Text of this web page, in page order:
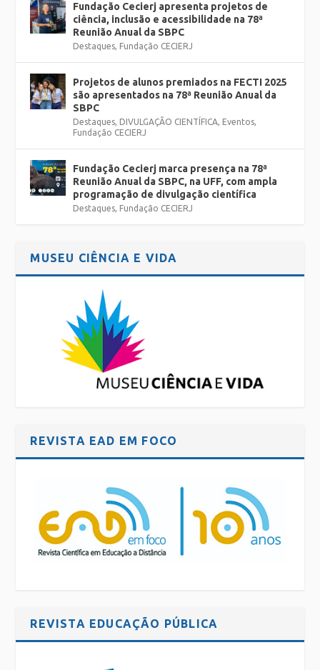
Fundação Cecierj apresenta projetos de
ciência, inclusão e acessibilidade na 78ª
Reunião Anual da SBPC
Destaques, Fundação CECIERJ
Projetos de alunos premiados na FECTI 2025
são apresentados na 78ª Reunião Anual da
SBPC
Destaques, DIVULGAÇÃO CIENTÍFICA, Eventos,
Fundação CECIERJ
Fundação Cecierj marca presença na 78ª
Reunião Anual da SBPC, na UFF, com ampla
programação de divulgação científica
Destaques, Fundação CECIERJ
MUSEU CIÊNCIA E VIDA
REVISTA EAD EM FOCO
REVISTA EDUCAÇÃO PÚBLICA